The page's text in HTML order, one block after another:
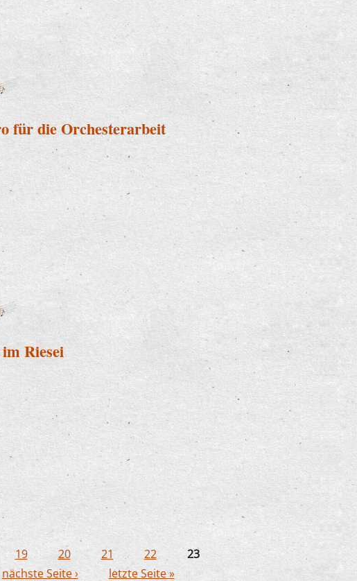
Jugendsinfonieorchesters an die
für die Orchesterarbeit
Euro für die Orchesterarbeit
Riesei
im Riesei
19 20 21 22
23
nächste Seite › letzte Seite »